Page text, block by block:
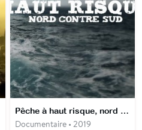
Pêche à haut risque, nord contre sud
Documentaire • 2019